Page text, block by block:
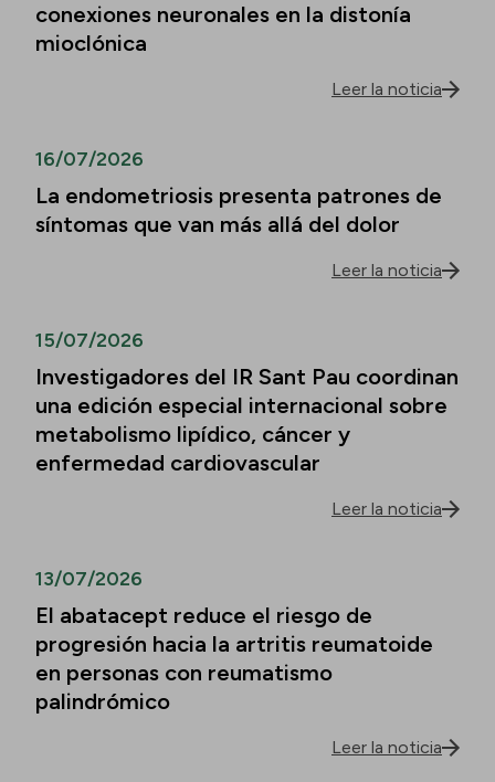
conexiones neuronales en la distonía
mioclónica
Leer la noticia
16/07/2026
La endometriosis presenta patrones de
síntomas que van más allá del dolor
Leer la noticia
15/07/2026
Investigadores del IR Sant Pau coordinan
una edición especial internacional sobre
metabolismo lipídico, cáncer y
enfermedad cardiovascular
Leer la noticia
13/07/2026
El abatacept reduce el riesgo de
progresión hacia la artritis reumatoide
en personas con reumatismo
palindrómico
Leer la noticia